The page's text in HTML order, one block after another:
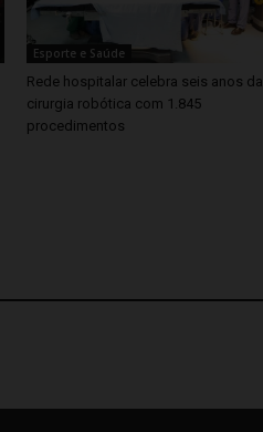
Esporte e Saúde
Rede hospitalar celebra seis anos da
cirurgia robótica com 1.845
procedimentos